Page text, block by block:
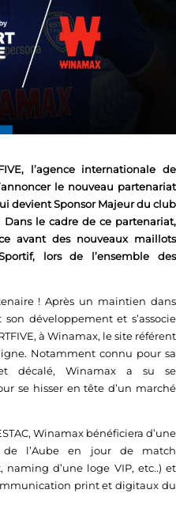
l’agence internationale de
le nouveau partenariat
devient Sponsor Majeur du club
Dans le cadre de ce partenariat,
avant des nouveaux maillots
lors de l’ensemble des
! Après un maintien dans
son développement et s’associe
à Winamax, le site référent
Notamment connu pour sa
décalé, Winamax a su se
se hisser en tête d’un marché
Winamax bénéficiera d’une
l’Aube en jour de match
naming d’une loge VIP, etc..) et
print et digitaux du